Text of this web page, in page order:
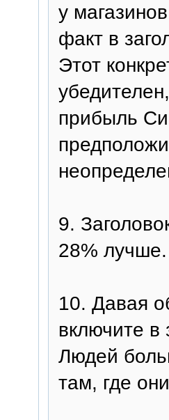
у
факт в
Этот
прибыль
9.
28% лучше.
10. Давая
включите в
Людей
там, где